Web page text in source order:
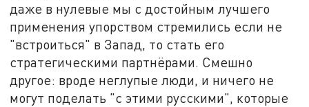
даже в нулевые мы с достойным лучшего
применения упорством стремились если не
"встроиться" в Запад, то стать его
стратегическими партнёрами. Смешно
другое: вроде неглупые люди, и ничего не
могут поделать "с этими русскими", которые